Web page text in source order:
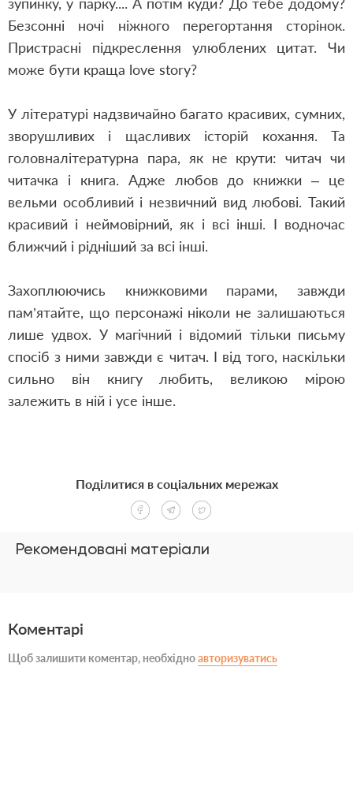
Безсонні ночі ніжного перегортання сторінок.
Пристрасні підкреслення улюблених цитат. Чи
може бути краща love story?
У літературі надзвичайно багато красивих, сумних,
зворушливих і щасливих історій кохання. Та
головналітературна пара, як не крути: читач чи
читачка і книга. Адже любов до книжки – це
вельми особливий і незвичний вид любові. Такий
красивий і неймовірний, як і всі інші. І водночас
ближчий і рідніший за всі інші.
Захоплюючись книжковими парами, завжди
пам’ятайте, що персонажі ніколи не залишаються
лише удвох. У магічний і відомий тільки письму
спосіб з ними завжди є читач. І від того, наскільки
сильно він книгу любить, великою мірою
залежить в ній і усе інше.
Рекомендовані матеріали
Поділитися в соціальних мережах
Коментарі
Щоб залишити коментар, необхідноавторизуватись